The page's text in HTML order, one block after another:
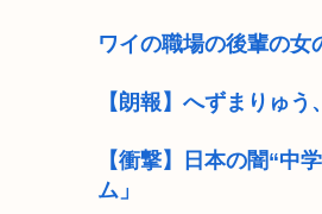
ワイの職場の後輩の女
【朗報】へずまりゅ
【衝撃】日本の闇“中
ム」